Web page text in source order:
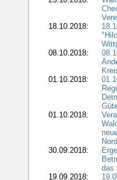
18.10.2018:
08.10.2018:
01.10.2018:
01.10.2018:
30.09.2018:
das
19.09.2018: